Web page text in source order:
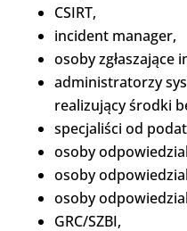
CSIRT,
incident manager,
osoby zgłaszające
administratorzy
realizujący środki
specjaliści od
osoby
osoby
osoby
GRC/SZBI,